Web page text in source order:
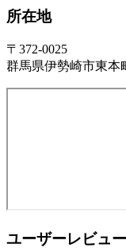
所在地
〒372-0025
群馬県伊勢崎市東本
ユーザーレビュー